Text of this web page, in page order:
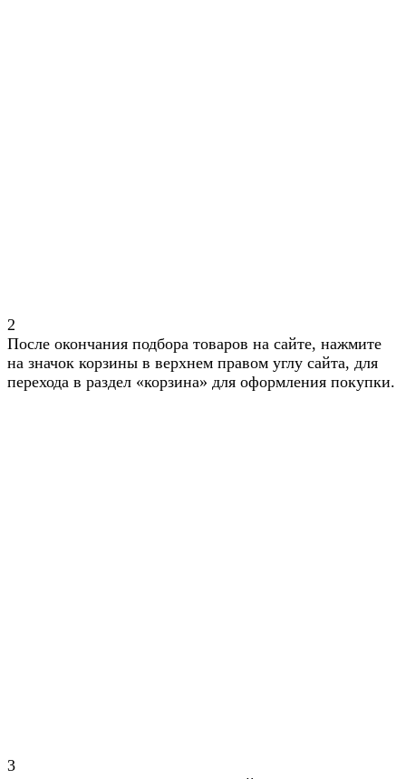
2
После окончания подбора товаров на сайте, нажмите
на значок корзины в верхнем правом углу сайта, для
перехода в раздел «корзина» для оформления покупки.
3